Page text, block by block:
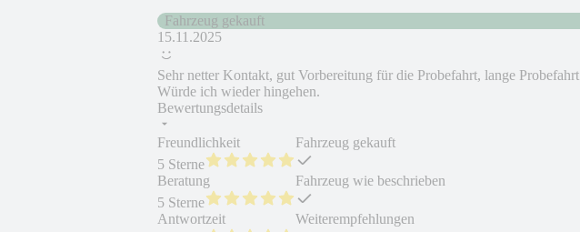
Fahrzeug gekauft
15.11.2025
Sehr netter Kontakt, gut Vorbereitung für die Probefahrt, lange
Würde ich wieder hingehen.
Bewertungsdetails
Freundlichkeit
5 Sterne
Beratung
5 Sterne
Antwortzeit
Fahrzeug gekauft
Fahrzeug wie beschrieben
Weiterempfehlungen